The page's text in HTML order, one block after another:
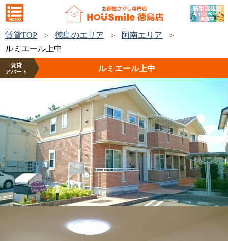
賃貸TOP 徳島のエリア
阿南エリア
ルミエール上中
賃貸
アパート
ルミエール上中